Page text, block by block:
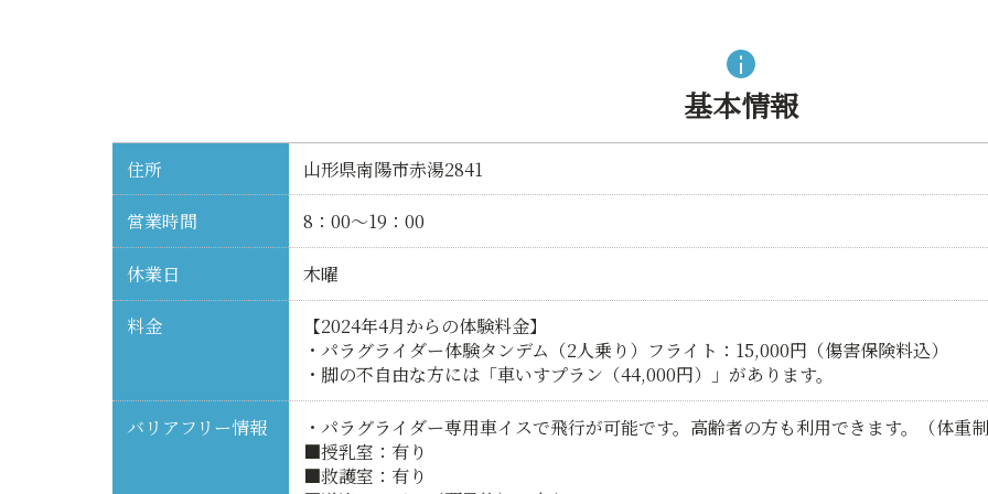
基本情報
住所 山形県南陽市赤湯2841
営業時間 8：00～19：00
休業日 木曜
料金
【2024年4月からの体験料金】
・パラグライダー体験タンデム（2人乗り）フライト：15,000円（傷害保険料込）
・脚の不自由な方には「車いすプラン（44,000円）」があります。
バリアフリー情報
・パラグライダー専用車イスで飛行が可能です。高齢者の方も利用できます。（体重制
■授乳室：有り
■救護室：有り